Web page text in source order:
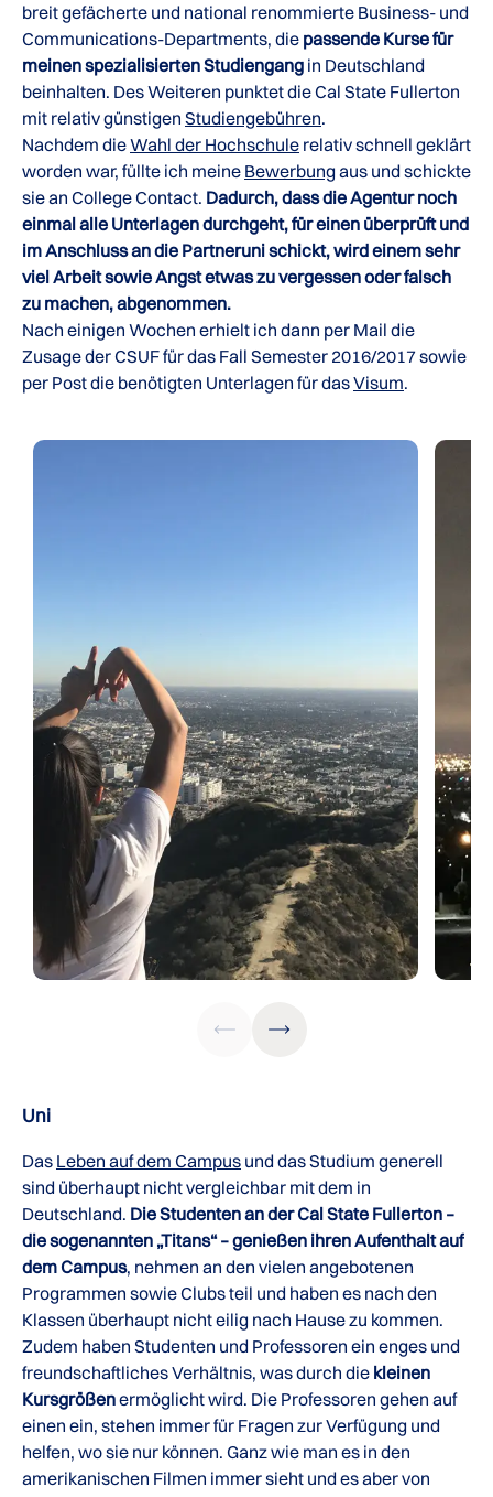
breit gefächerte und national renommierte Business- und
Communications-Departments, die passende Kurse für
meinen spezialisierten Studiengang in Deutschland
beinhalten. Des Weiteren punktet die Cal State Fullerton
mit relativ günstigen Studiengebühren.
Nachdem dieWahl der Hochschule relativ schnell geklärt
worden war, füllte ich meine Bewerbung aus und schickte
sie an College Contact. Dadurch, dass die Agentur noch
einmal alle Unterlagen durchgeht, für einen überprüft und
im Anschluss an die Partneruni schickt, wird einem sehr
viel Arbeit sowie Angst etwas zu vergessen oder falsch
zu machen, abgenommen.
Nach einigen Wochen erhielt ich dann per Mail die
Zusage der CSUF für das Fall Semester 2016/2017 sowie
per Post die benötigten Unterlagen für dasVisum.
Uni
Das Leben auf dem Campus und das Studium generell
sind überhaupt nicht vergleichbar mit dem in
Deutschland. Die Studenten an der Cal State Fullerton –
die sogenannten „Titans“ – genießen ihren Aufenthalt auf
dem Campus, nehmen an den vielen angebotenen
Programmen sowie Clubs teil und haben es nach den
Klassen überhaupt nicht eilig nach Hause zu kommen.
Zudem haben Studenten und Professoren ein enges und
freundschaftliches Verhältnis, was durch die kleinen
Kursgrößenermöglicht wird. Die Professoren gehen auf
einen ein, stehen immer für Fragen zur Verfügung und
helfen, wo sie nur können. Ganz wie man es in den
amerikanischen Filmen immer sieht und es aber von